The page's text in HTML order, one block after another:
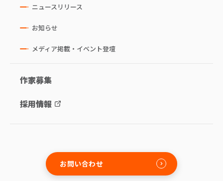
ニュースリリース
お知らせ
メディア掲載・イベント登壇
作家募集
採用情報
お問い合わせ